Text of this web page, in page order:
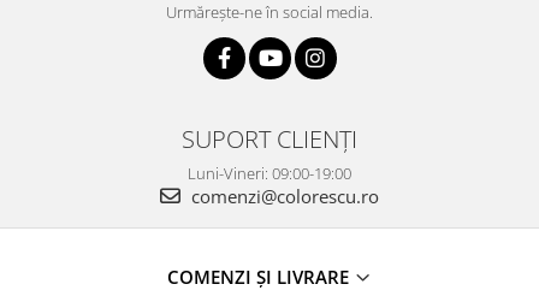
Urmărește-ne în social media.
SUPORT CLIENȚI
Luni-Vineri: 09:00-19:00
comenzi@colorescu.ro
COMENZI ȘI LIVRARE